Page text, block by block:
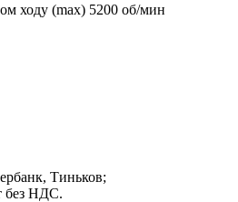
ходу (max) 5200 об/мин
Тиньков;
без НДС.